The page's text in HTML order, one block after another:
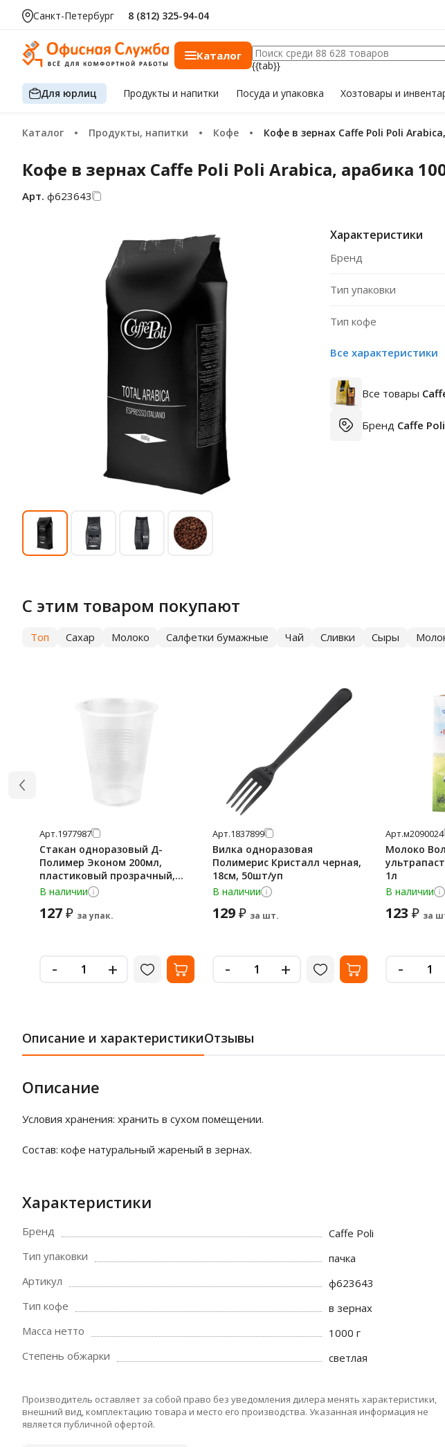
Санкт-Петербург 8 (812) 325-94-04
Каталог
{{tab}}
Для юрлиц Продуктыи напитки Посуда и упаковка Хозтоварыи
Каталог Продукты, напитки Кофе Кофе в зернах Caffe Poli Poli
Кофе в зернах Caffe Poli Poli Arabica, арабика
Арт. ф623643
Характеристики
Бренд
Тип упаковки
Тип кофе
Все характеристики
Все товары
Бренд Caffe Poli
С этим товаром покупают
Топ Сахар Молоко Салфетки бумажные Чай Сливки Сыры
Арт.1977987
Стакан одноразовый Д-
Полимер Эконом 200мл,
пластиковый прозрачный,
100шт/уп
В наличии
127₽ за упак.
- +
Арт.1837899
Вилка одноразовая
Полимерис Кристалл черная,
18см, 50шт/уп
В наличии
129₽ за шт.
- +
Арт.м2090024
Молоко
1л
В наличии
123 ₽ за
-
Описание и характеристикиОтзывы
Описание
Условия хранения: хранить в сухом помещении.
Состав: кофе натуральный жареный в зернах.
Характеристики
Бренд
Caffe Poli
Тип упаковки
пачка
Артикул
ф623643
Тип кофе
в зернах
Масса нетто
1000 г
Степень обжарки
светлая
Производитель оставляет за собой право без уведомления дилера менять характеристики,
внешний вид, комплектацию товара и место его производства. Указанная информация не
является публичной офертой.